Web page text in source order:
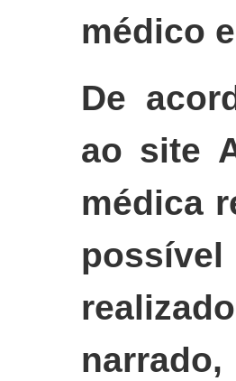
médico
De
ao site
médica